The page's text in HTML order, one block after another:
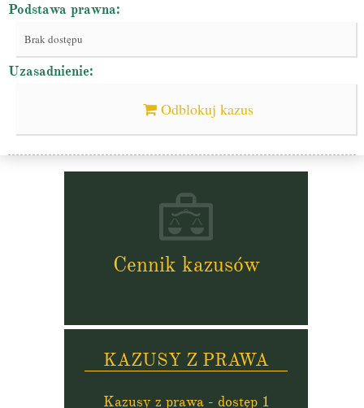
Podstawa prawna:
Brak dostępu
Uzasadnienie:
Odblokuj kazus
Cennik kazusów
KAZUSY Z PRAWA
Kazusy z prawa - dostęp 1